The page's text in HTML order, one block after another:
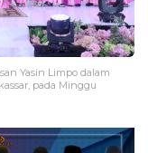
Yasin Limpo dalam
pada Minggu